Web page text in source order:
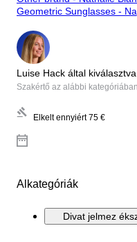
Geometric Sunglasses -
Luise Hack által kiválasztva
Szakértő az alábbi
Elkelt ennyiért 75 €
Alkategóriák
Divat jelmez